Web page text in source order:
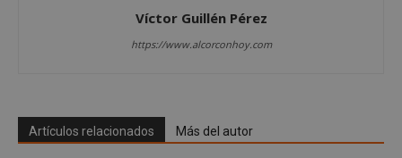
Víctor Guillén Pérez
https://www.alcorconhoy.com
Artículos relacionados Más del autor
Cookies no clasificadas